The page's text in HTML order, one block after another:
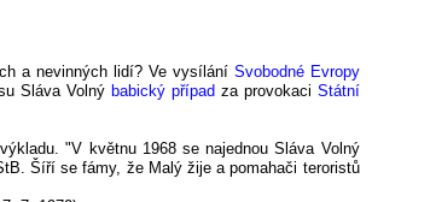
a nevinných lidí? Ve vysílání Svobodné Evropy
Sláva Volný babický případ za provokaci Státní
"V květnu 1968 se najednou Sláva Volný
Šíří se fámy, že Malý žije a pomahači teroristů